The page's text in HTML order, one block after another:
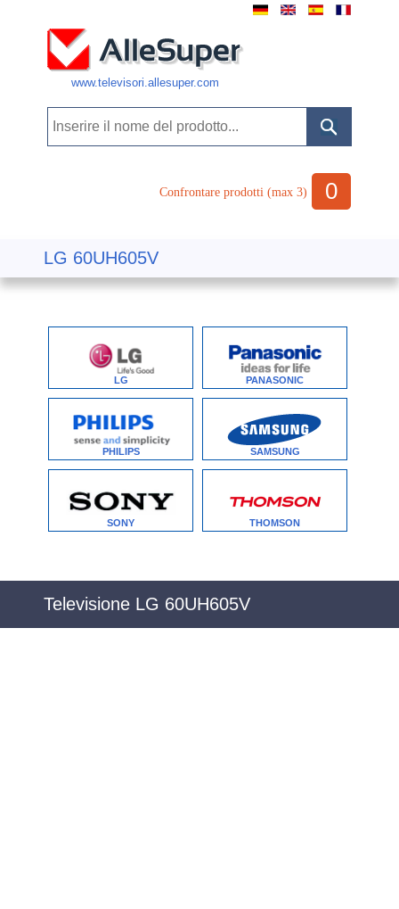
www.televisori.allesuper.com
Confrontare prodotti (max 3) 0
LG 60UH605V
LG PANASONIC
PHILIPS SAMSUNG
SONY THOMSON
Televisione LG 60UH605V